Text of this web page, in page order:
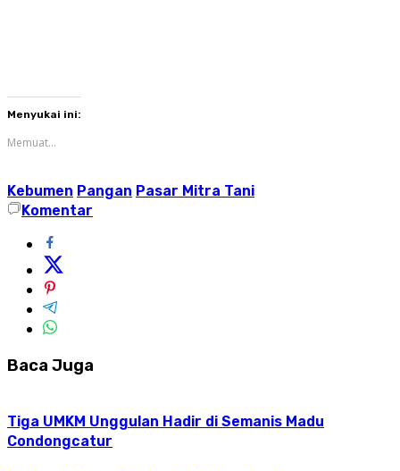
Menyukai ini:
Memuat...
Kebumen Pangan Pasar Mitra Tani
Komentar
Baca Juga
Tiga UMKM Unggulan Hadir di Semanis Madu
Condongcatur